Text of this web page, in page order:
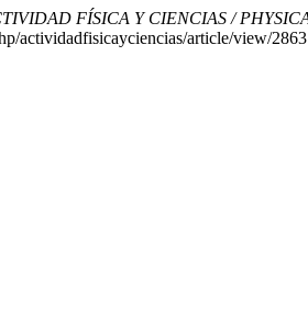
FÍSICA Y CIENCIAS /
actividadfisicayciencias/article/view/2863